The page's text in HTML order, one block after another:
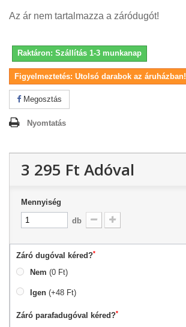
Az ár nem tartalmazza a záródugót!
Raktáron: Szállítás 1-3 munkanap
Figyelmeztetés: Utolsó darabok az áruházban!
Megosztás
Nyomtatás
3 295 Ft‎ Adóval
Mennyiség
db
Záró dugóval kéred?*
Nem (0 Ft)
Igen (+48 Ft)
Záró parafadugóval kéred?*